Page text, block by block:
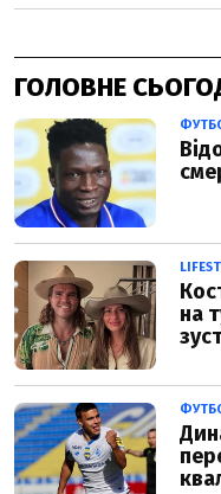
ГОЛОВНЕ
на